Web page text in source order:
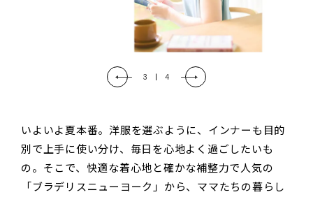
4 | 4
いよいよ夏本番。洋服を選ぶように、インナーも目的
別で上手に使い分け、毎日を心地よく過ごしたいも
の。そこで、快適な着心地と確かな補整力で人気の
「ブラデリスニューヨーク」から、ママたちの暮らし